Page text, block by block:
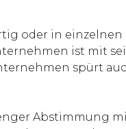
oder in
ist mit
spürt
Abstimmung